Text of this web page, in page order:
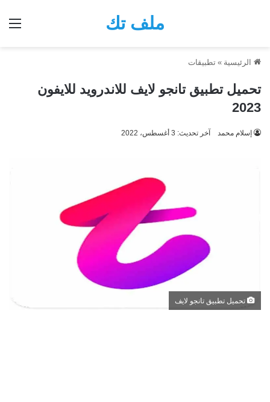
ملف تك
الرئيسية » تطبيقات
تحميل تطبيق تانجو لايف للاندرويد للايفون
2023
إسلام محمد آخر تحديث: 3 أغسطس، 2022
تحميل تطبيق تانجو لايف